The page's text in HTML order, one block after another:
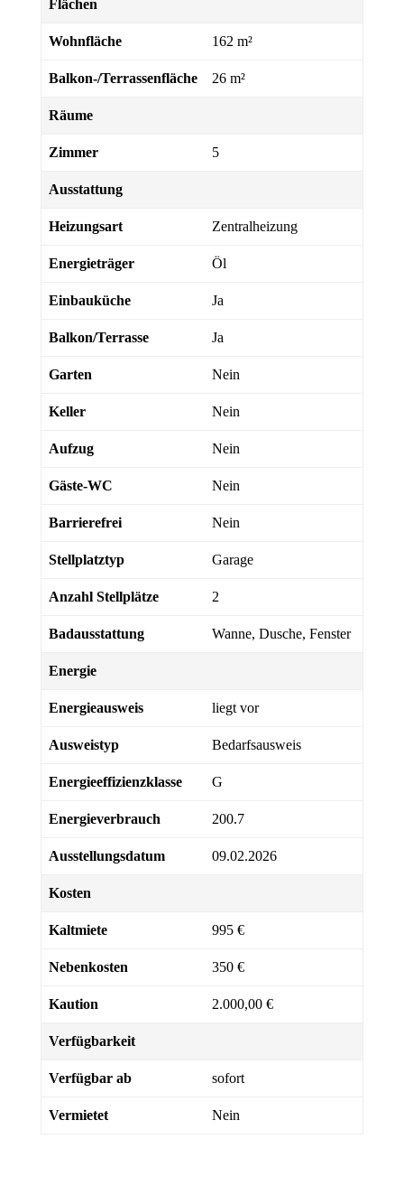
Flächen
Wohnfläche 162 m²
Balkon-/Terrassenfläche 26 m²
Räume
Zimmer 5
Ausstattung
Heizungsart Zentralheizung
Energieträger Öl
Einbauküche Ja
Balkon/Terrasse Ja
Garten Nein
Keller Nein
Aufzug Nein
Gäste-WC Nein
Barrierefrei Nein
Stellplatztyp Garage
Anzahl Stellplätze 2
Badausstattung Wanne, Dusche, Fenster
Energie
Energieausweis liegt vor
Ausweistyp Bedarfsausweis
Energieeffizienzklasse G
Energieverbrauch 200.7
Ausstellungsdatum 09.02.2026
Kosten
Kaltmiete 995 €
Nebenkosten 350 €
Kaution 2.000,00 €
Verfügbarkeit
Verfügbar ab sofort
Vermietet Nein